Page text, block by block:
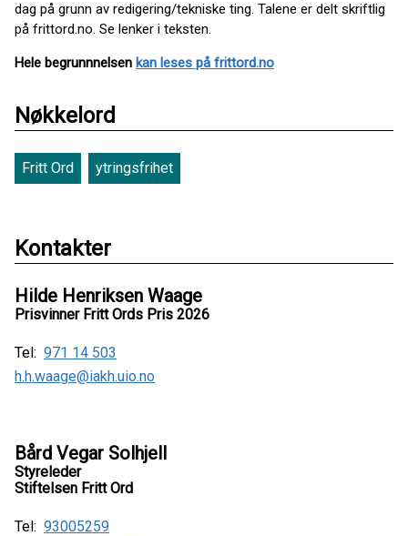
dag på grunn av redigering/tekniske ting. Talene er delt skriftlig
på frittord.no. Se lenker i teksten.
Hele begrunnnelsen kan leses på frittord.no
Nøkkelord
Fritt Ord ytringsfrihet
Kontakter
Hilde Henriksen Waage
Prisvinner Fritt Ords Pris 2026
Tel: 971 14 503
h.h.waage@iakh.uio.no
Bård Vegar Solhjell
Styreleder
Stiftelsen Fritt Ord
Tel: 93005259